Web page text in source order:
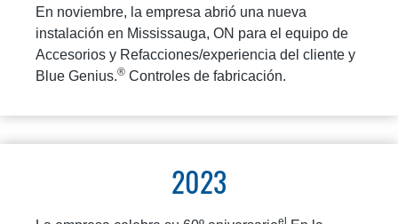
En noviembre, la empresa abrió una nueva
instalación en Mississauga, ON para el equipo de
Accesorios y Refacciones/experiencia del cliente y
Blue Genius.® Controles de fabricación.
2023
el